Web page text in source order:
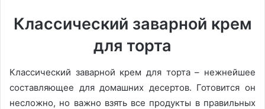
Классический заварной крем
для торта
Классический заварной крем для торта – нежнейшее
составляющее для домашних десертов. Готовится он
несложно, но важно взять все продукты в правильных